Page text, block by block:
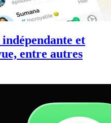
et
entre autres